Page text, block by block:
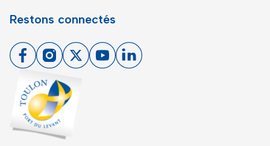
Restons connectés
FacebookInstagram
X YoutubeLinkedin